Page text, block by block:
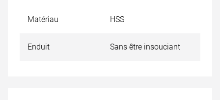
Matériau HSS
Enduit Sans être insouciant